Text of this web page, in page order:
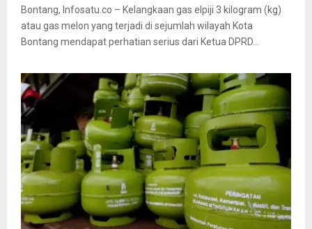
Bontang, Infosatu.co – Kelangkaan gas elpiji 3 kilogram (kg)
atau gas melon yang terjadi di sejumlah wilayah Kota
Bontang mendapat perhatian serius dari Ketua DPRD...